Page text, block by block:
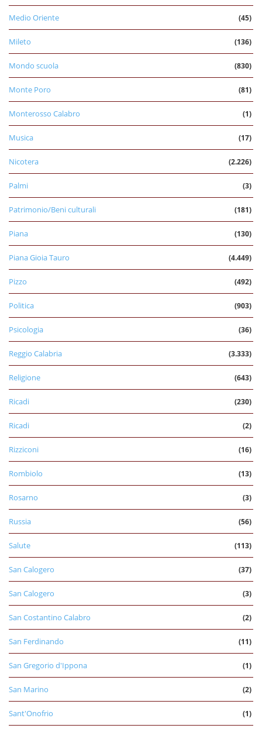
Medio Oriente (45)
Mileto (136)
Mondo scuola (830)
Monte Poro (81)
Monterosso Calabro (1)
Musica (17)
Nicotera (2.226)
Palmi (3)
Patrimonio/Beni culturali (181)
Piana (130)
Piana Gioia Tauro (4.449)
Pizzo (492)
Politica (903)
Psicologia (36)
Reggio Calabria (3.333)
Religione (643)
Ricadi (230)
Ricadi (2)
Rizziconi (16)
Rombiolo (13)
Rosarno (3)
Russia (56)
Salute (113)
San Calogero (37)
San Calogero (3)
San Costantino Calabro (2)
San Ferdinando (11)
San Gregorio d'Ippona (1)
San Marino (2)
Sant'Onofrio (1)